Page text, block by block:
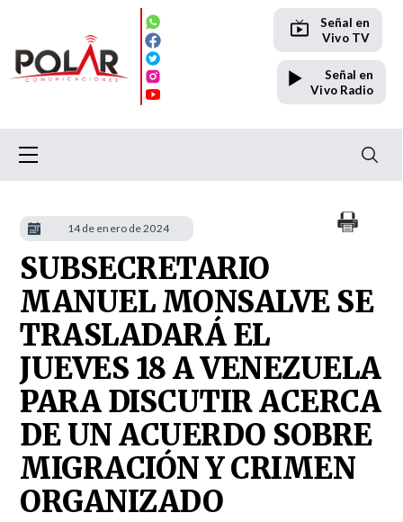
Señal en
Vivo TV
Señal en
Vivo Radio
SUBSECRETARIO
MANUEL MONSALVE SE
TRASLADARÁ EL
JUEVES 18 A VENEZUELA
PARA DISCUTIR ACERCA
DE UN ACUERDO SOBRE
MIGRACIÓN Y CRIMEN
ORGANIZADO
14 de enero de 2024